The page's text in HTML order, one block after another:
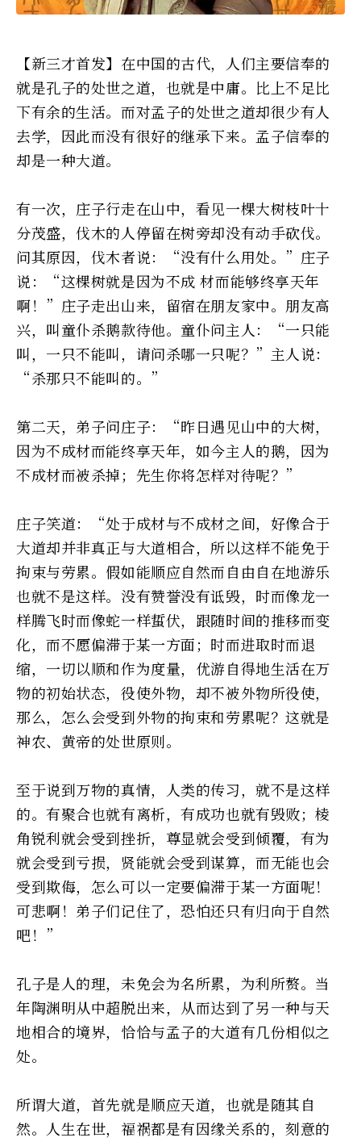
【新三才首发】在中国的古代，人们主要信奉的
就是孔子的处世之道，也就是中庸。比上不足比
下有余的生活。而对孟子的处世之道却很少有人
去学，因此而没有很好的继承下来。孟子信奉的
却是一种大道。
有一次，庄子行走在山中，看见一棵大树枝叶十
分茂盛，伐木的人停留在树旁却没有动手砍伐。
问其原因，伐木者说：“没有什么用处。”庄子
说：“这棵树就是因为不成 材而能够终享天年
啊！”庄子走出山来，留宿在朋友家中。朋友高
兴，叫童仆杀鹅款待他。童仆问主人：“一只能
叫，一只不能叫，请问杀哪一只呢？”主人说：
“杀那只不能叫的。”
第二天，弟子问庄子：“昨日遇见山中的大树，
因为不成材而能终享天年，如今主人的鹅，因为
不成材而被杀掉；先生你将怎样对待呢？”
庄子笑道：“处于成材与不成材之间，好像合于
大道却并非真正与大道相合，所以这样不能免于
拘束与劳累。假如能顺应自然而自由自在地游乐
也就不是这样。没有赞誉没有诋毁，时而像龙一
样腾飞时而像蛇一样蜇伏，跟随时间的推移而变
化，而不愿偏滞于某一方面；时而进取时而退
缩，一切以顺和作为度量，优游自得地生活在万
物的初始状态，役使外物，却不被外物所役使，
那么，怎么会受到外物的拘束和劳累呢？这就是
神农、黄帝的处世原则。
至于说到万物的真情，人类的传习，就不是这样
的。有聚合也就有离析，有成功也就有毁败；棱
角锐利就会受到挫折，尊显就会受到倾覆，有为
就会受到亏损，贤能就会受到谋算，而无能也会
受到欺侮，怎么可以一定要偏滞于某一方面呢！
可悲啊！弟子们记住了，恐怕还只有归向于自然
吧！”
孔子是人的理，未免会为名所累，为利所赘。当
年陶渊明从中超脱出来，从而达到了另一种与天
地相合的境界，恰恰与孟子的大道有几份相似之
处。
所谓大道，首先就是顺应天道，也就是随其自
然。人生在世，福祸都是有因缘关系的，刻意的